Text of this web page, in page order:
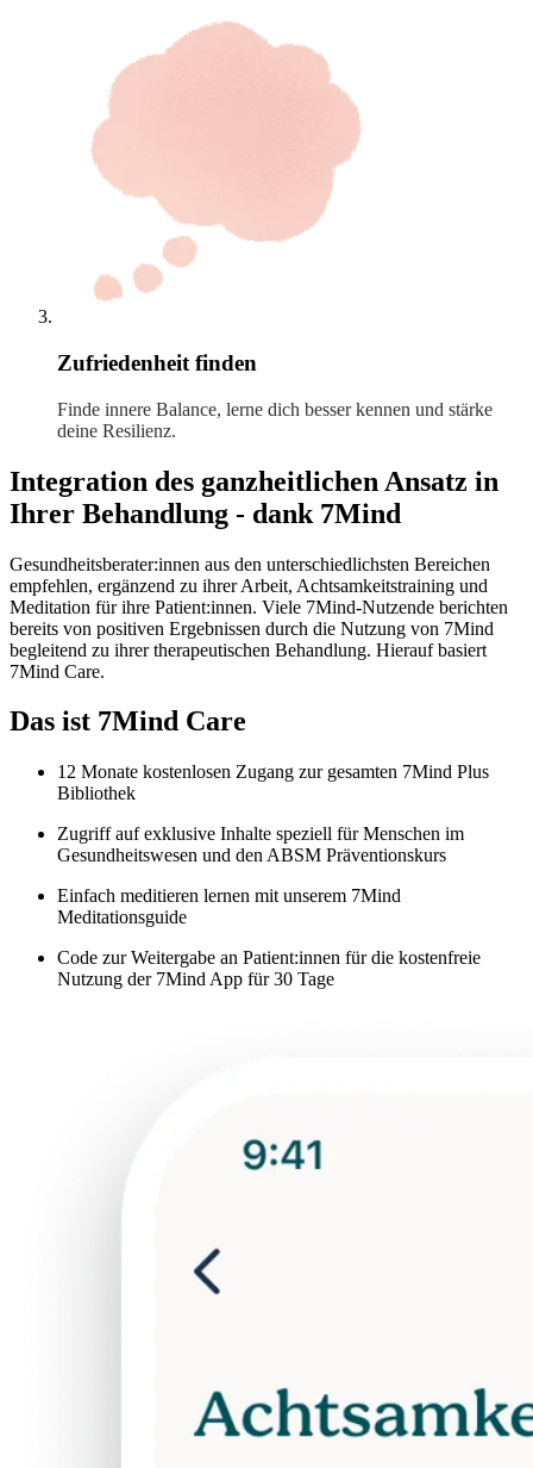
Zufriedenheit finden
Finde innere Balance, lerne dich besser kennen und stärke
deine Resilienz.
Integration des ganzheitlichen Ansatz in
Ihrer Behandlung - dank 7Mind
Gesundheitsberater:innen aus den unterschiedlichsten Bereichen
empfehlen, ergänzend zu ihrer Arbeit, Achtsamkeitstraining und
Meditation für ihre Patient:innen. Viele 7Mind-Nutzende berichten
bereits von positiven Ergebnissen durch die Nutzung von 7Mind
begleitend zu ihrer therapeutischen Behandlung. Hierauf basiert
7Mind Care.
Das ist 7Mind Care
12 Monate kostenlosen Zugang zur gesamten 7Mind Plus
Bibliothek
Zugriff auf exklusive Inhalte speziell für Menschen im
Gesundheitswesen und den ABSM Präventionskurs
Einfach meditieren lernen mit unserem 7Mind
Meditationsguide
Code zur Weitergabe an Patient:innen für die kostenfreie
Nutzung der 7Mind App für 30 Tage